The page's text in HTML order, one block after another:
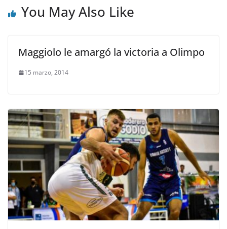
You May Also Like
Maggiolo le amargó la victoria a Olimpo
15 marzo, 2014